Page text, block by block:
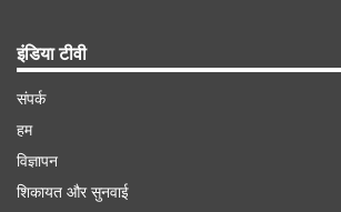
कही ये बड़ी बात, पढ़ें पूरी खबर
इंडिया टीवी
संपर्क
हम
विज्ञापन
शिकायत और सुनवाई